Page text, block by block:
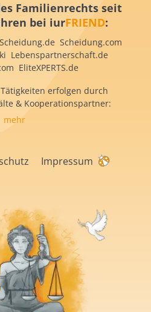
Familienrechts seit
bei iurFRIEND:
Scheidung.com
Lebenspartnerschaft.de
EliteXPERTS.de
erfolgen durch
& Kooperationspartner:
mehr
Impressum